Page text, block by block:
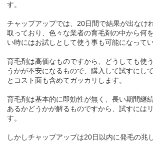
す。
チャップアップでは、20日間で結果が出なけ
取っており、色々な業者の育毛剤の中から何
い時にはお試しとして使う事も可能になってい
育毛剤は高価なものですから、どうしても使
うかが不安になるもので、購入して試すにし
とコスト面も含めてガッカリします。
育毛剤は基本的に即効性が無く、長い期間継
あるかどうかが解るものですから、試すには
す。
しかしチャップアップは20日以内に発毛の兆